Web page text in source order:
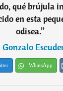
qué brújula
en esta
odisea.”
Gonzalo
WhatsApp